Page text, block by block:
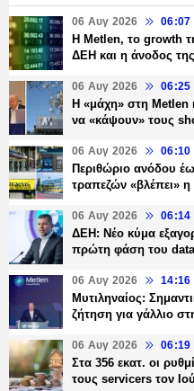
06 Αυγ 2026 06:07
H Metlen, το growth
ΔΕΗ και η άνοδος
06 Αυγ 2026 06:25
H «μάχη» στη Metlen
να «κάψουν» τους
06 Αυγ 2026 06:10
Περιθώριο ανόδου
τραπεζών «βλέπει»
06 Αυγ 2026 06:14
ΔΕΗ: Νέο κύμα
πρώτη φάση του
06 Αυγ 2026 14:16
Μυτιληναίος:
ζήτηση για γάλλιο
06 Αυγ 2026 06:19
Στα 356 εκατ. οι
τους servicers τον